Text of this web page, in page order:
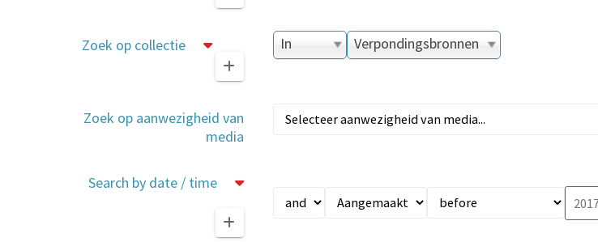
Zoek op collectie In Verpondingsbronnen
Zoek op aanwezigheid van
media
Search by date / time